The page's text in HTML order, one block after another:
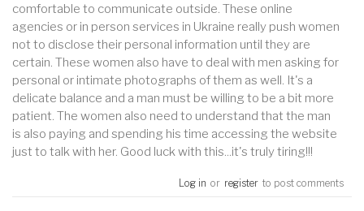
comfortable to communicate outside. These online
agencies or in person services in Ukraine really push women
not to disclose their personal information until they are
certain. These women also have to deal with men asking for
personal or intimate photographs of them as well. It's a
delicate balance and a man must be willing to be a bit more
patient. The women also need to understand that the man
is also paying and spending his time accessing the website
just to talk with her. Good luck with this...it's truly tiring!!!
Log in or register to post comments